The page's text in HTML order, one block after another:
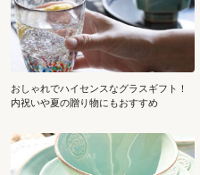
おしゃれでハイセンスなグラスギフト！
内祝いや夏の贈り物にもおすすめ